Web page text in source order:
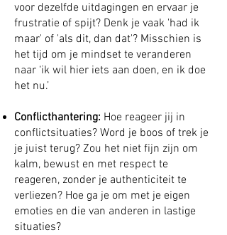
voor dezelfde uitdagingen en ervaar je
frustratie of spijt? Denk je vaak 'had ik
maar' of 'als dit, dan dat'? Misschien is
het tijd om je mindset te veranderen
naar ‘ik wil hier iets aan doen, en ik doe
het nu.’
Conflicthantering: Hoe reageer jij in
conflictsituaties? Word je boos of trek je
je juist terug? Zou het niet fijn zijn om
kalm, bewust en met respect te
reageren, zonder je authenticiteit te
verliezen? Hoe ga je om met je eigen
emoties en die van anderen in lastige
situaties?